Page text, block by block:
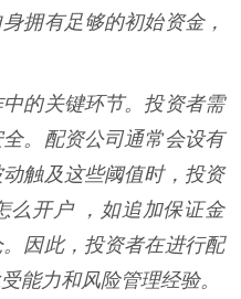
拥有足够的初始资金，
的关键环节。投资者需
。配资公司通常会设有
触及这些阈值时，投资
么开户 ，如追加保证金
因此，投资者在进行配
能力和风险管理经验。